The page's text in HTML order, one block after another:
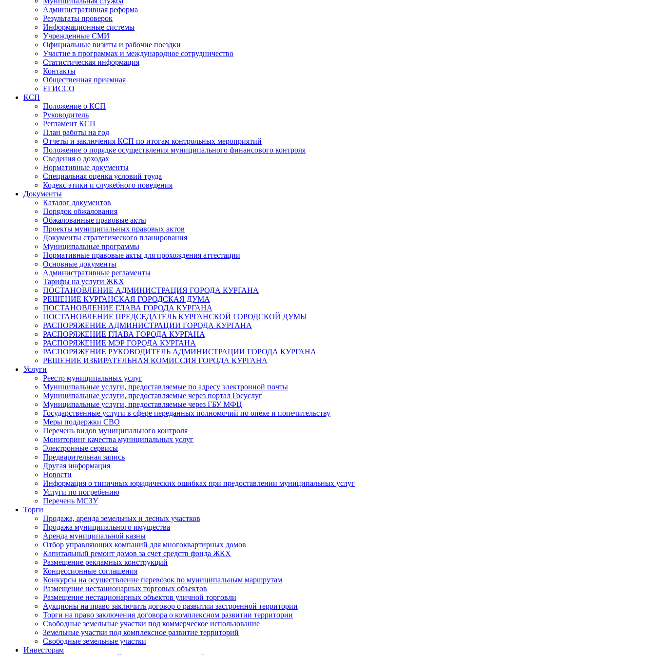
Административная реформа
Результаты проверок
Информационные системы
Учрежденные СМИ
Официальные визиты и рабочие поездки
Участие в программах и международное сотрудничество
Статистическая информация
Контакты
Общественная приемная
ЕГИССО
КСП
Положение о КСП
Руководитель
Регламент КСП
План работы на год
Отчеты и заключения КСП по итогам контрольных мероприятий
Положение о порядке осуществления муниципального финансового контроля
Сведения о доходах
Нормативные документы
Специальная оценка условий труда
Кодекс этики и служебного поведения
Документы
Каталог документов
Порядок обжалования
Обжалованные правовые акты
Проекты муниципальных правовых актов
Документы стратегического планирования
Муниципальные программы
Нормативные правовые акты для прохождения аттестации
Основные документы
Административные регламенты
Тарифы на услуги ЖКХ
ПОСТАНОВЛЕНИЕ АДМИНИСТРАЦИЯ ГОРОДА КУРГАНА
РЕШЕНИЕ КУРГАНСКАЯ ГОРОДСКАЯ ДУМА
ПОСТАНОВЛЕНИЕ ГЛАВА ГОРОДА КУРГАНА
ПОСТАНОВЛЕНИЕ ПРЕДСЕДАТЕЛЬ КУРГАНСКОЙ ГОРОДСКОЙ ДУМЫ
РАСПОРЯЖЕНИЕ АДМИНИСТРАЦИИ ГОРОДА КУРГАНА
РАСПОРЯЖЕНИЕ ГЛАВА ГОРОДА КУРГАНА
РАСПОРЯЖЕНИЕ МЭР ГОРОДА КУРГАНА
РАСПОРЯЖЕНИЕ РУКОВОДИТЕЛЬ АДМИНИСТРАЦИИ ГОРОДА КУРГАНА
РЕШЕНИЕ ИЗБИРАТЕЛЬНАЯ КОМИССИЯ ГОРОДА КУРГАНА
Услуги
Реестр муниципальных услуг
Муниципальные услуги, предоставляемые по адресу электронной почты
Муниципальные услуги, предоставляемые через портал Госуслуг
Муниципальные услуги, предоставляемые через ГБУ МФЦ
Государственные услуги в сфере переданных полномочий по опеке и попечительству
Меры поддержки СВО
Перечень видов муниципального контроля
Мониторинг качества муниципальных услуг
Электронные сервисы
Предварительная запись
Другая информация
Новости
Информация о типичных юридических ошибках при предоставлении муниципальных услуг
Услуги по погребению
Перечень МСЗУ
Торги
Продажа, аренда земельных и лесных участков
Продажа муниципального имущества
Аренда муниципальной казны
Отбор управляющих компаний для многоквартирных домов
Капитальный ремонт домов за счет средств фонда ЖКХ
Размещение рекламных конструкций
Концессионные соглашения
Конкурсы на осуществление перевозок по муниципальным маршрутам
Размещение нестационарных торговых объектов
Размещение нестационарных объектов уличной торговли
Аукционы на право заключить договор о развитии застроенной территории
Торги на право заключения договора о комплексном развитии территории
Свободные земельные участки под коммерческое использование
Земельные участки под комплексное развитие территорий
Свободные земельные участки
Инвесторам